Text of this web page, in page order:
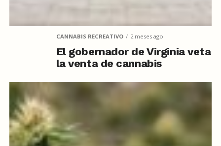
CANNABIS RECREATIVO 2 meses ago
El gobernador de Virginia veta
la venta de cannabis